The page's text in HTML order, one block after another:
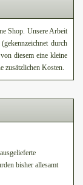
Shop. Unsere Arbeit
durch
diesem eine kleine
zusätzlichen Kosten.
bisher allesamt